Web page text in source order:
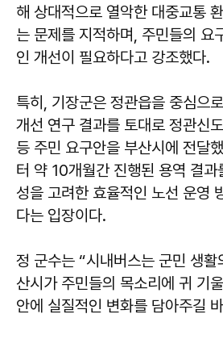
해 상대적으로 열악한 대중교통
는 문제를 지적하며, 주민들의 요
인 개선이 필요하다고 강조했다.
특히, 기장군은 정관읍을 중심으
개선 연구 결과를 토대로 정관신
등 주민 요구안을 부산시에 전달
터 약 10개월간 진행된 용역 결
성을 고려한 효율적인 노선 운영
다는 입장이다.
정 군수는 “시내버스는 군민 생
산시가 주민들의 목소리에 귀 기
안에 실질적인 변화를 담아주길